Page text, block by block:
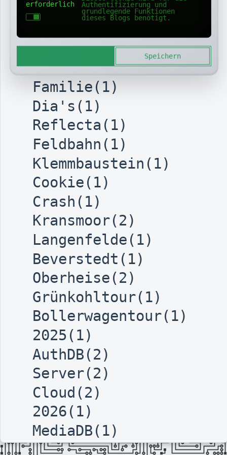
Heise(1)
Sound(1)
GlasfaserAusfall(1)
Familie(1)
Dia's(1)
Reflecta(1)
Feldbahn(1)
Klemmbaustein(1)
Cookie(1)
Crash(1)
Kransmoor(2)
Langenfelde(1)
Beverstedt(1)
Oberheise(2)
Grünkohltour(1)
Bollerwagentour(1)
2025(1)
AuthDB(2)
Server(2)
Cloud(2)
2026(1)
MediaDB(1)
erforderlich
Authentifizierung und
grundlegende Funktionen
dieses Blogs benötigt.
Speichern